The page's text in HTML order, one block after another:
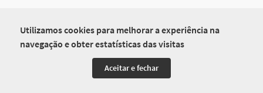
Utilizamos cookies para melhorar a experiência na
navegação e obter estatísticas das visitas
Aceitar e fechar